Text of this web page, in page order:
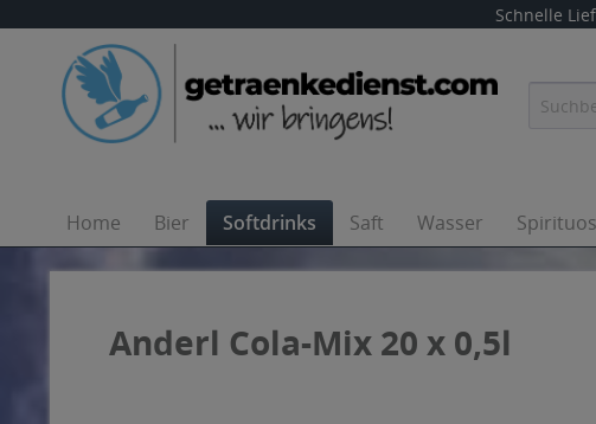
Schnelle
Home Bier Softdrinks Saft Wasser
Anderl Cola-Mix 20 x 0,5l